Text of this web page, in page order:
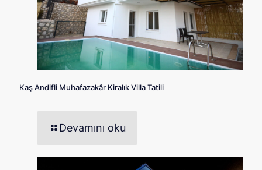
Kaş Andifli Muhafazakâr Kiralık Villa Tatili
Devamını oku